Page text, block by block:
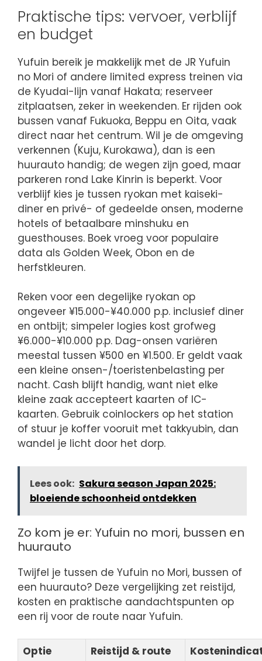
Praktische tips: vervoer, verblijf
en budget
Yufuin bereik je makkelijk met de JR Yufuin
no Mori of andere limited express treinen via
de Kyudai-lijn vanaf Hakata; reserveer
zitplaatsen, zeker in weekenden. Er rijden ook
bussen vanaf Fukuoka, Beppu en Oita, vaak
direct naar het centrum. Wil je de omgeving
verkennen (Kuju, Kurokawa), dan is een
huurauto handig; de wegen zijn goed, maar
parkeren rond Lake Kinrin is beperkt. Voor
verblijf kies je tussen ryokan met kaiseki-
diner en privé- of gedeelde onsen, moderne
hotels of betaalbare minshuku en
guesthouses. Boek vroeg voor populaire
data als Golden Week, Obon en de
herfstkleuren.
Reken voor een degelijke ryokan op
ongeveer ¥15.000-¥40.000 p.p. inclusief diner
en ontbijt; simpeler logies kost grofweg
¥6.000-¥10.000 p.p. Dag-onsen variëren
meestal tussen ¥500 en ¥1.500. Er geldt vaak
een kleine onsen-/toeristenbelasting per
nacht. Cash blijft handig, want niet elke
kleine zaak accepteert kaarten of IC-
kaarten. Gebruik coinlockers op het station
of stuur je koffer vooruit met takkyubin, dan
wandel je licht door het dorp.
Lees ook: Sakura season Japan 2025:
bloeiende schoonheid ontdekken
Zo kom je er: Yufuin no mori, bussen en
huurauto
Twijfel je tussen de Yufuin no Mori, bussen of
een huurauto? Deze vergelijking zet reistijd,
kosten en praktische aandachtspunten op
een rij voor de route naar Yufuin.
Optie Reistijd & route